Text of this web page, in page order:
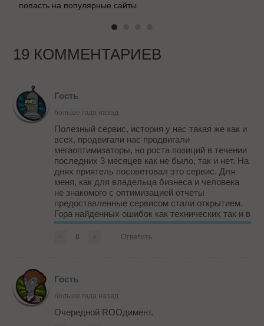
попасть на популярные сайты
19 КОММЕНТАРИЕВ
Гость
больше года назад
Полезный сервис, история у нас такая же как и
всех, продвигали нас продвигали
мегаоптимизаторы, но роста позиций в течении
последних 3 месяцев как не было, так и нет. На
днях приятель посоветовал это сервис. Для
меня, как для владельца бизнеса и человека
не знакомого с оптимизацией отчеты
предоставленные сервисом стали открытием.
Гора найденных ошибок как технических так и в
плане оптимизации говорят о наших
подрядчиком не самым лучшим образом.
0 Ответить
Гость
больше года назад
Очередной ROOдимент.